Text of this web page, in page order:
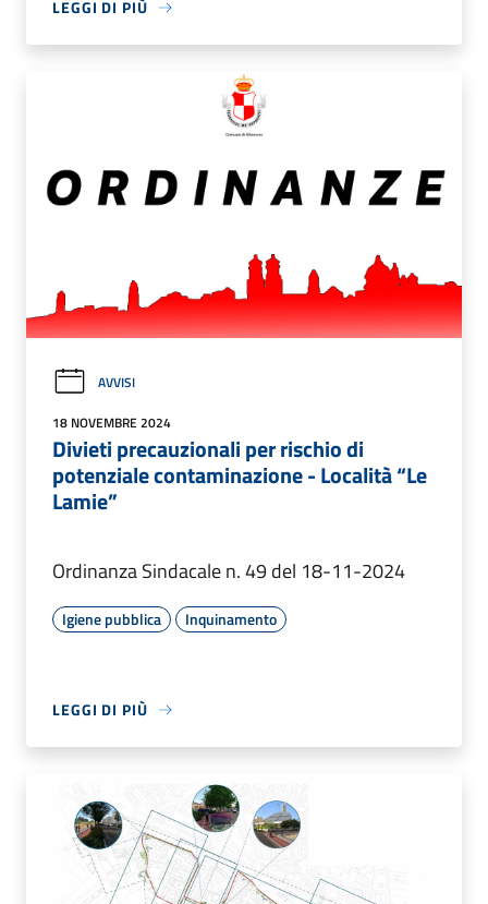
LEGGI DI PIÙ
AVVISI
18 NOVEMBRE 2024
Divieti precauzionali per rischio di
potenziale contaminazione - Località “Le
Lamie”
Ordinanza Sindacale n. 49 del 18-11-2024
Igiene pubblica Inquinamento
LEGGI DI PIÙ